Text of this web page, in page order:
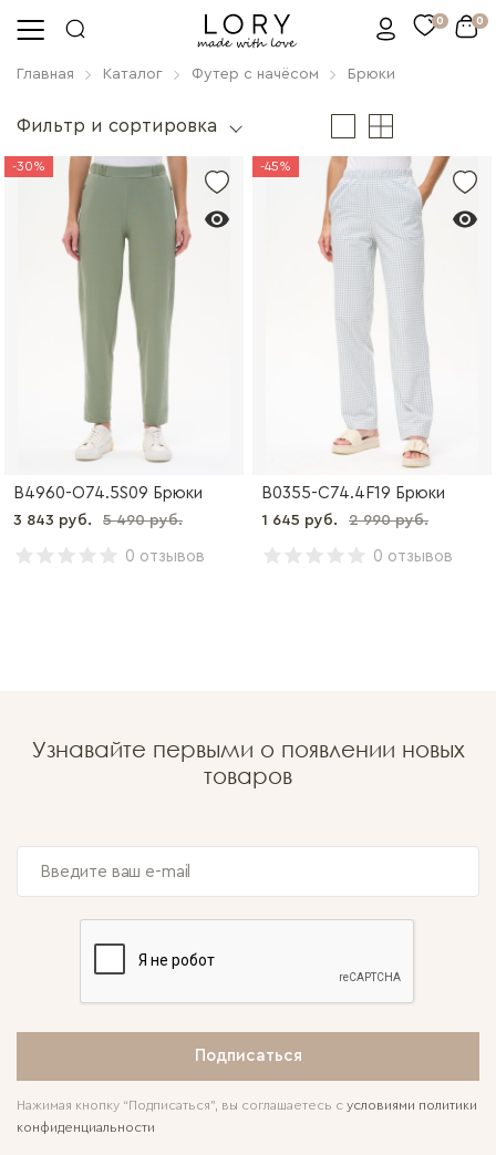
0 0
Главная Каталог Футер с начёсом Брюки
Фильтр и сортировка
-30%
B4960-O74.5S09 Брюки
3 843 руб. 5 490 руб.
0 отзывов
-45%
B0355-C74.4F19 Брюки
1 645 руб. 2 990 руб.
0 отзывов
Узнавайте первыми о появлении новых
товаров
Подписаться
Нажимая кнопку “Подписаться”, вы соглашаетесь с условиями политики
конфиденциальности